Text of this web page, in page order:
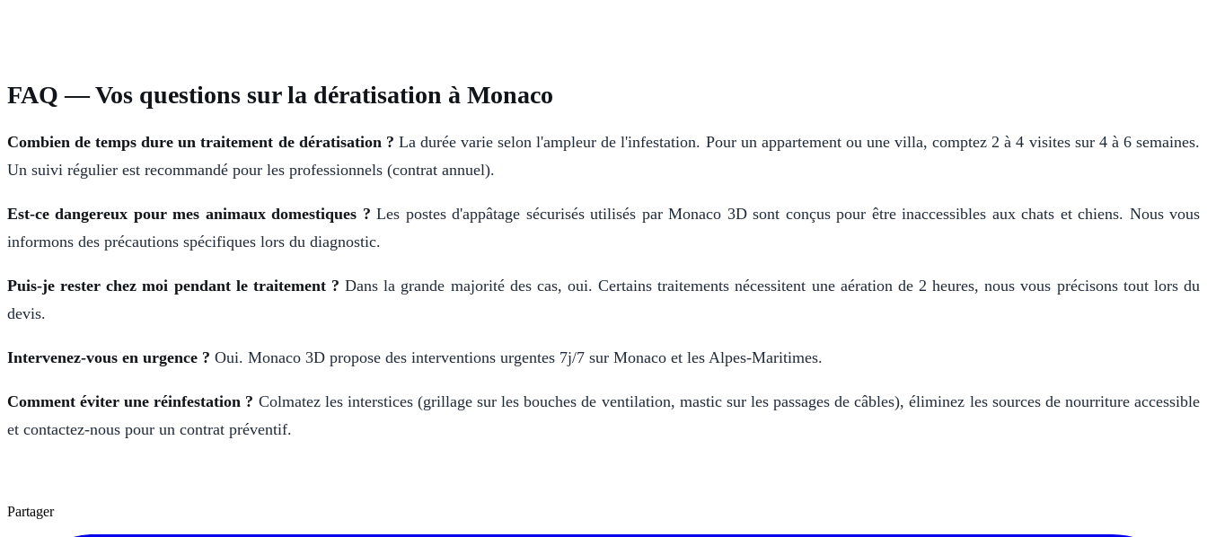
FAQ — Vos questions sur la dératisation à Monaco
Combien de temps dure un traitement de dératisation ? La durée varie selon l'ampleur de l'infestation. Pour un appartement ou une villa, comptez 2 à 4 visites sur 4 à 6 semaines.
Un suivi régulier est recommandé pour les professionnels (contrat annuel).
Est-ce dangereux pour mes animaux domestiques ? Les postes d'appâtage sécurisés utilisés par Monaco 3D sont conçus pour être inaccessibles aux chats et chiens. Nous vous
informons des précautions spécifiques lors du diagnostic.
Puis-je rester chez moi pendant le traitement ? Dans la grande majorité des cas, oui. Certains traitements nécessitent une aération de 2 heures, nous vous précisons tout lors du
devis.
Intervenez-vous en urgence ? Oui. Monaco 3D propose des interventions urgentes 7j/7 sur Monaco et les Alpes-Maritimes.
Comment éviter une réinfestation ? Colmatez les interstices (grillage sur les bouches de ventilation, mastic sur les passages de câbles), éliminez les sources de nourriture accessible
et contactez-nous pour un contrat préventif.
Partager